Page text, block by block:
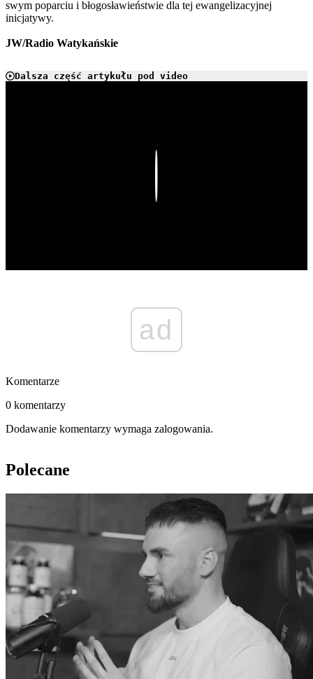
swym poparciu i błogosławieństwie dla tej ewangelizacyjnej
inicjatywy.
JW/Radio Watykańskie
Dalsza część artykułu pod video
ad
Komentarze
0 komentarzy
Dodawanie komentarzy wymaga zalogowania.
Polecane